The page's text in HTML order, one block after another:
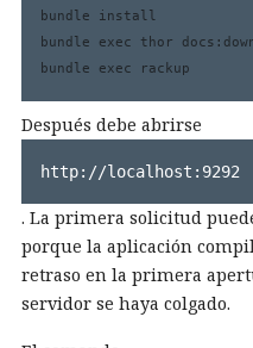
bundle install
bundle exec thor
bundle exec rackup
Después debe abrirse
http://localhost:9292
. La primera solicitud
porque la aplicación
retraso en la primera
servidor se haya colgado.